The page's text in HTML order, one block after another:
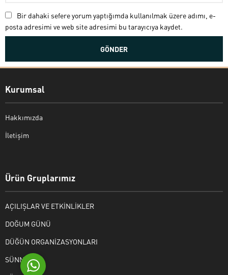
Bir dahaki sefere yorum yaptığımda kullanılmak üzere adımı, e-
posta adresimi ve web site adresimi bu tarayıcıya kaydet.
Kurumsal
Hakkımızda
İletişim
Ürün Gruplarımız
AÇILIŞLAR VE ETKİNLİKLER
DOĞUM GÜNÜ
DÜĞÜN ORGANİZASYONLARI
SÜNNET